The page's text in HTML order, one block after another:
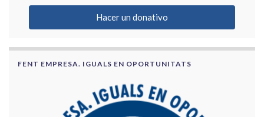
Hacer un donativo
FENT EMPRESA. IGUALS EN OPORTUNITATS